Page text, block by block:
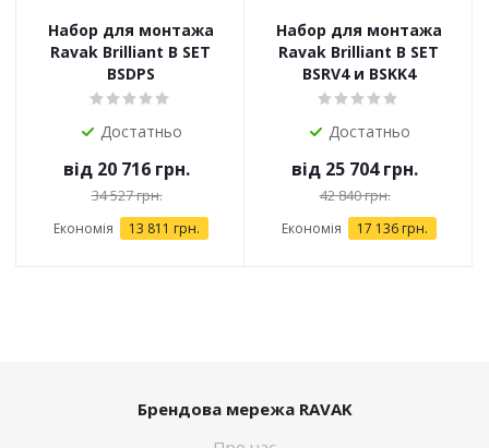
Набор для монтажа
Ravak Brilliant B SET
BSDPS
Достатньо
від 20 716 грн.
34 527 грн.
Економія 13 811 грн.
Набор для монтажа
Ravak Brilliant B SET
BSRV4 и BSKK4
Достатньо
від 25 704 грн.
42 840 грн.
Економія 17 136 грн.
Брендова мережа RAVAK